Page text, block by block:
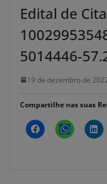
Edital de
5014446-
19 de dezembro de
Compartilhe nas suas